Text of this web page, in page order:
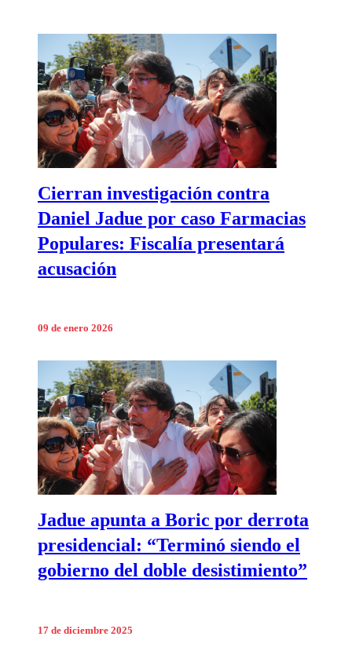
Cierran investigación contra
Daniel Jadue por caso Farmacias
Populares: Fiscalía presentará
acusación
09 de enero 2026
Jadue apunta a Boric por derrota
presidencial: “Terminó siendo el
gobierno del doble desistimiento”
17 de diciembre 2025